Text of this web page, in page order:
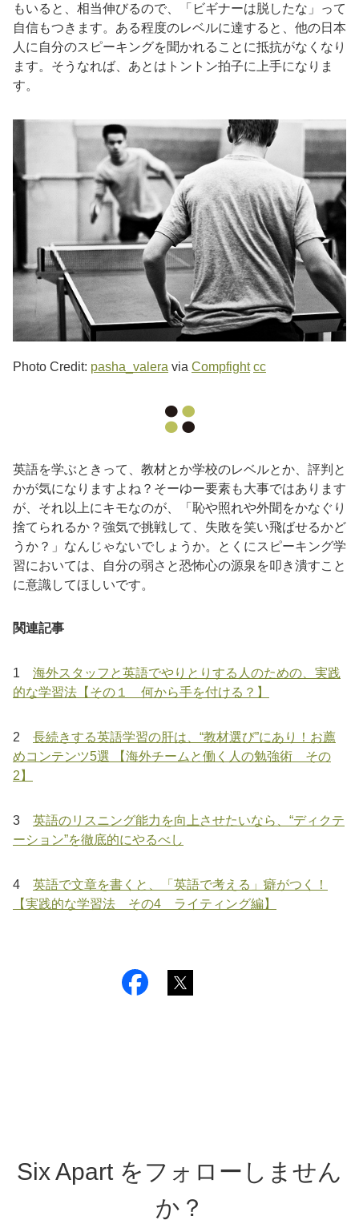
もいると、相当伸びるので、「ビギナーは脱したな」って
自信もつきます。ある程度のレベルに達すると、他の日本
人に自分のスピーキングを聞かれることに抵抗がなくなり
ます。そうなれば、あとはトントン拍子に上手になりま
す。
Photo Credit: pasha_valera via Compfight cc
英語を学ぶときって、教材とか学校のレベルとか、評判と
かが気になりますよね？そーゆー要素も大事ではあります
が、それ以上にキモなのが、「恥や照れや外聞をかなぐり
捨てられるか？強気で挑戦して、失敗を笑い飛ばせるかど
うか？」なんじゃないでしょうか。とくにスピーキング学
習においては、自分の弱さと恐怖心の源泉を叩き潰すこと
に意識してほしいです。
関連記事
1 海外スタッフと英語でやりとりする人のための、実践
的な学習法【その１ 何から手を付ける？】
2 長続きする英語学習の肝は、“教材選び”にあり！お薦
めコンテンツ5選 【海外チームと働く人の勉強術 その
2】
3 英語のリスニング能力を向上させたいなら、“ディクテ
ーション”を徹底的にやるべし
4 英語で文章を書くと、「英語で考える」癖がつく！
【実践的な学習法 その4 ライティング編】
Six Apart をフォローしません
か？